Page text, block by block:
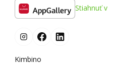
Stiahnuť v
Kimbino